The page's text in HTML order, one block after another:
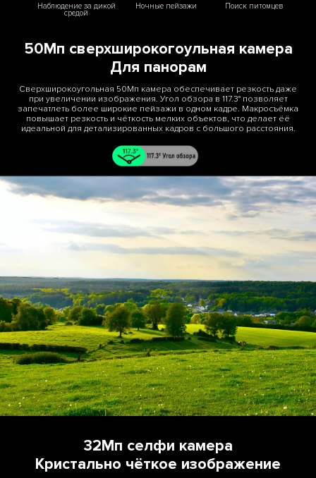
Наблюдение за дикой
средой
Ночные пейзажи Поиск питомцев
50Мп сверхширокогоульная камера
Для панорам
Сверхширокоугольная 50Мп камера обеспечивает резкость даже
при увеличении изображения. Угол обзора в 117.3° позволяет
запечатлеть более широкие пейзажи в одном кадре. Макросъёмка
повышает резкость и чёткость мелких объектов, что делает ёё
идеальной для детализированных кадров с большого расстояния.
32Мп селфи камера
Кристально чёткое изображение